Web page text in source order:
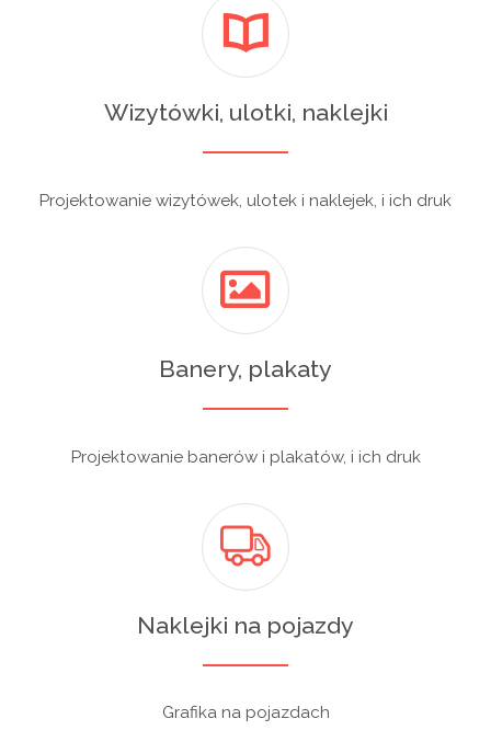
Wizytówki, ulotki, naklejki
Projektowanie wizytówek, ulotek i naklejek, i ich druk
Banery, plakaty
Projektowanie banerów i plakatów, i ich druk
Naklejki na pojazdy
Grafika na pojazdach